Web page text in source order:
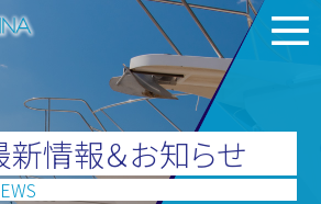
新情報＆お知らせ